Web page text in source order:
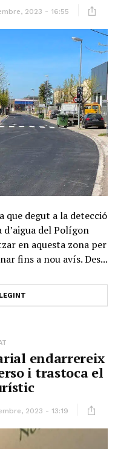
2023 - 16:55
que degut a la detecció
d’aigua del Polígon
en aquesta zona per
fins a nou avís. Des...
endarrereix
i trastoca el
2023 - 13:19